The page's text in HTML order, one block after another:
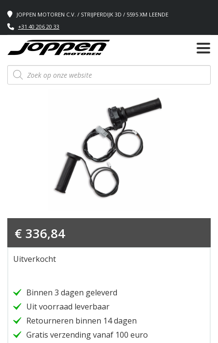
JOPPEN MOTOREN C.V. / STRIJPERDIJK 3D / 5595 XM LEENDE
+31 40 206 20 33
Producten
zoeken
€ 336,84
Uitverkocht
Binnen 3 dagen geleverd
Uit voorraad leverbaar
Retourneren binnen 14 dagen
Gratis verzending vanaf 100 euro